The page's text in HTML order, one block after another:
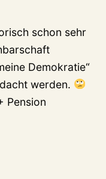
schon sehr
Demokratie“
werden.
Pension